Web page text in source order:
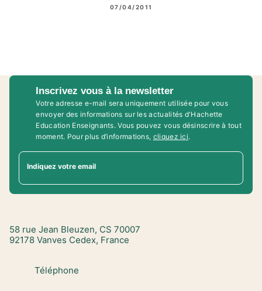
07/04/2011
Inscrivez vous à la newsletter
Votre adresse e-mail sera uniquement utilisée pour vous
envoyer des informations sur les actualités d'Hachette
Education Enseignants. Vous pouvez vous désinscrire à tout
moment. Pour plus d’informations, cliquez ici.
Indiquez votre email
58 rue Jean Bleuzen, CS 70007
92178 Vanves Cedex, France
Téléphone